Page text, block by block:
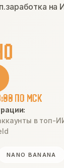
ПО МСК
в топ-
NANO BANANA